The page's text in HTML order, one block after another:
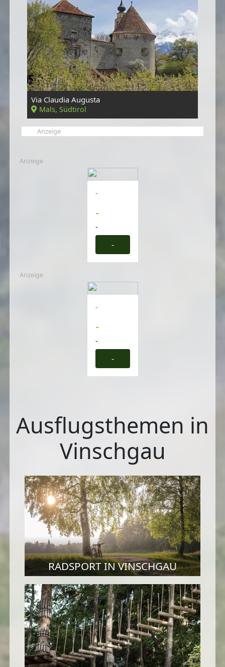
Via Claudia Augusta
Mals, Südtirol
Anzeige
Anzeige
-
-
-
-
Anzeige
-
-
-
-
Ausflugsthemen in
Vinschgau
RADSPORT IN VINSCHGAU